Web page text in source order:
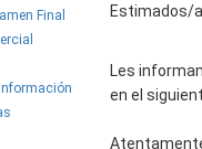
Final
Estimados/
Les
en el